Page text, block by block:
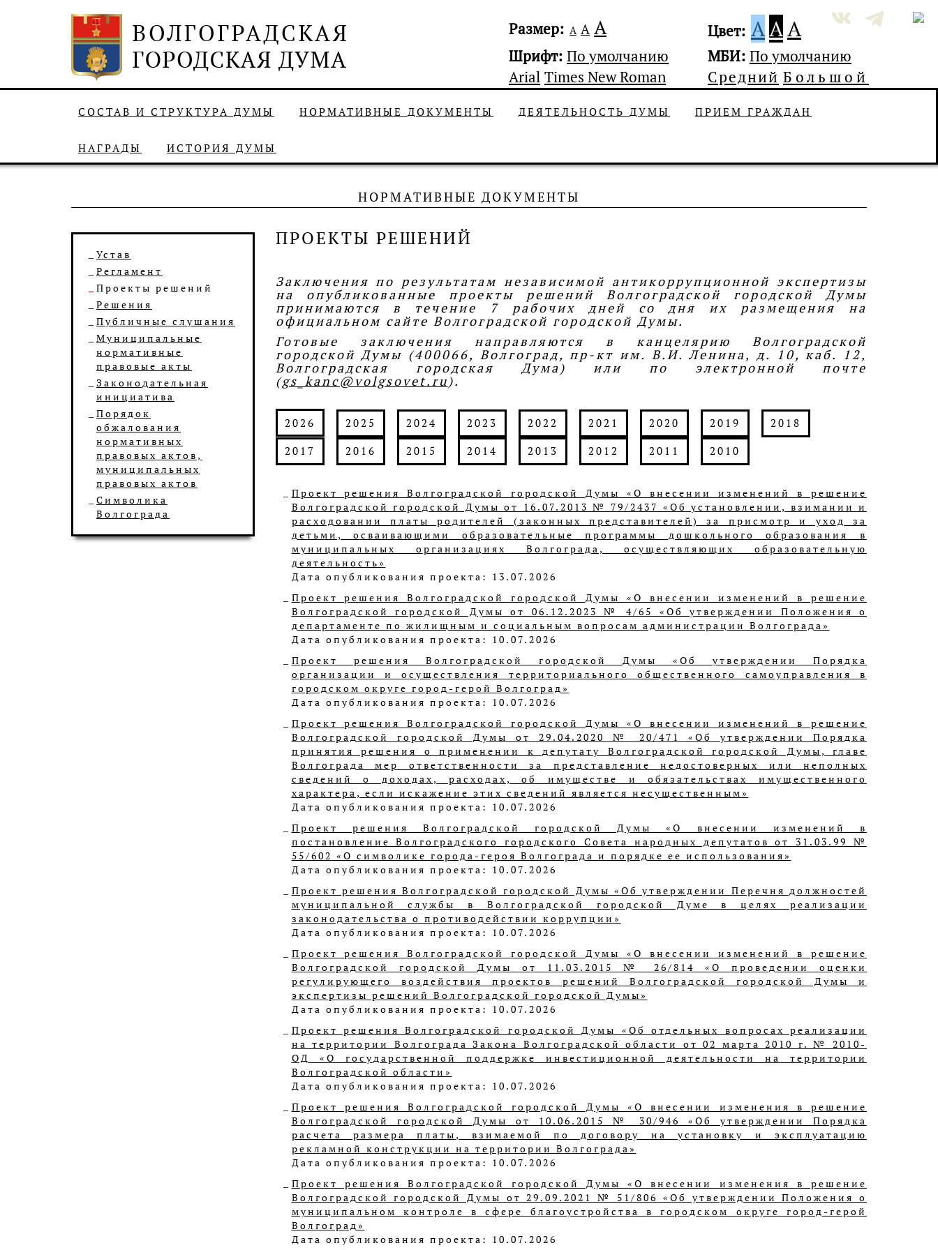
Размер: А А А Цвет: AAA
Шрифт: По умолчанию
Arial Times New Roman
МБИ: По умолчанию
Средний Большой
СОСТАВ И СТРУКТУРА ДУМЫ НОРМАТИВНЫЕ ДОКУМЕНТЫ ДЕЯТЕЛЬНОСТЬ ДУМЫ ПРИЕМ ГРАЖДАН
НАГРАДЫ ИСТОРИЯ ДУМЫ
НОРМАТИВНЫЕ ДОКУМЕНТЫ
Устав
Регламент
Проекты решений
Решения
Публичные слушания
Муниципальные
нормативные
правовые акты
Законодательная
инициатива
Порядок
обжалования
нормативных
правовых актов,
муниципальных
правовых актов
Символика
Волгограда
ПРОЕКТЫ РЕШЕНИЙ
Заключения по результатам независимой антикоррупционной экспертизы
на опубликованные проекты решений Волгоградской городской Думы
принимаются в течение 7 рабочих дней со дня их размещения на
официальном сайте Волгоградской городской Думы.
Готовые заключения направляются в канцелярию Волгоградской
городской Думы (400066, Волгоград, пр-кт им. В.И. Ленина, д. 10, каб. 12,
Волгоградская городская Дума) или по электронной почте
(gs_kanc@volgsovet.ru).
2026 2025 2024 2023 2022 2021 2020 2019
2018
2017
2016 2015 2014 2013 2012 2011 2010
Проект решения Волгоградской городской Думы «О внесении изменений в решение
Волгоградской городской Думы от 16.07.2013 № 79/2437 «Об установлении, взимании и
расходовании платы родителей (законных представителей) за присмотр и уход за
детьми, осваивающими образовательные программы дошкольного образования в
муниципальных организациях Волгограда, осуществляющих образовательную
деятельность»
Дата опубликования проекта: 13.07.2026
Проект решения Волгоградской городской Думы «О внесении изменений в решение
Волгоградской городской Думы от 06.12.2023 № 4/65 «Об утверждении Положения о
департаменте по жилищным и социальным вопросам администрации Волгограда»
Дата опубликования проекта: 10.07.2026
Проект решения Волгоградской городской Думы «Об утверждении Порядка
организации и осуществления территориального общественного самоуправления в
городском округе город-герой Волгоград»
Дата опубликования проекта: 10.07.2026
Проект решения Волгоградской городской Думы «О внесении изменений в решение
Волгоградской городской Думы от 29.04.2020 № 20/471 «Об утверждении Порядка
принятия решения о применении к депутату Волгоградской городской Думы, главе
Волгограда мер ответственности за представление недостоверных или неполных
сведений о доходах, расходах, об имуществе и обязательствах имущественного
характера, если искажение этих сведений является несущественным»
Дата опубликования проекта: 10.07.2026
Проект решения Волгоградской городской Думы «О внесении изменений в
постановление Волгоградского городского Совета народных депутатов от 31.03.99 №
55/602 «О символике города-героя Волгограда и порядке ее использования»
Дата опубликования проекта: 10.07.2026
Проект решения Волгоградской городской Думы «Об утверждении Перечня должностей
муниципальной службы в Волгоградской городской Думе в целях реализации
законодательства о противодействии коррупции»
Дата опубликования проекта: 10.07.2026
Проект решения Волгоградской городской Думы «О внесении изменений в решение
Волгоградской городской Думы от 11.03.2015 № 26/814 «О проведении оценки
регулирующего воздействия проектов решений Волгоградской городской Думы и
экспертизы решений Волгоградской городской Думы»
Дата опубликования проекта: 10.07.2026
Проект решения Волгоградской городской Думы «Об отдельных вопросах реализации
на территории Волгограда Закона Волгоградской области от 02 марта 2010 г. № 2010-
ОД «О государственной поддержке инвестиционной деятельности на территории
Волгоградской области»
Дата опубликования проекта: 10.07.2026
Проект решения Волгоградской городской Думы «О внесении изменения в решение
Волгоградской городской Думы от 10.06.2015 № 30/946 «Об утверждении Порядка
расчета размера платы, взимаемой по договору на установку и эксплуатацию
рекламной конструкции на территории Волгограда»
Дата опубликования проекта: 10.07.2026
Проект решения Волгоградской городской Думы «О внесении изменения в решение
Волгоградской городской Думы от 29.09.2021 № 51/806 «Об утверждении Положения о
муниципальном контроле в сфере благоустройства в городском округе город-герой
Волгоград»
Дата опубликования проекта: 10.07.2026